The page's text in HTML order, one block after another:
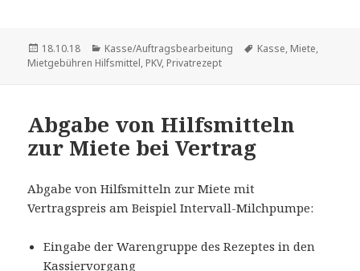
Veröffentlicht
am
18.10.18 Kategorien
Kasse/Auftragsbearbeitung Schlagwörter
Kasse, Miete,
Mietgebühren Hilfsmittel, PKV, Privatrezept
Abgabe von Hilfsmitteln
zur Miete bei Vertrag
Abgabe von Hilfsmitteln zur Miete mit
Vertragspreis am Beispiel Intervall-Milchpumpe:
Eingabe der Warengruppe des Rezeptes in den
Kassiervorgang